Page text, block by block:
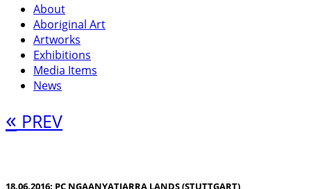
About
Aboriginal Art
Artworks
Exhibitions
Media Items
News
« PREV
18.06.2016: PC NGAANYATJARRA LANDS (STUTTGART)